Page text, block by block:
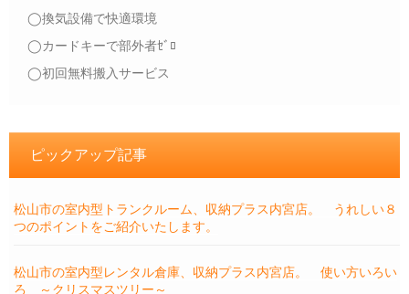
◯換気設備で快適環境
◯カードキーで部外者ｾﾞﾛ
◯初回無料搬入サービス
ピックアップ記事
松山市の室内型トランクルーム、収納プラス内宮店。 うれしい８
つのポイントをご紹介いたします。
松山市の室内型レンタル倉庫、収納プラス内宮店。 使い方いろい
ろ ～クリスマスツリー～